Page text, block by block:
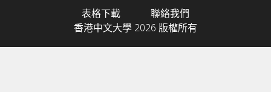
表格下載
聯絡我們
香港中文大學 2026 版權所有